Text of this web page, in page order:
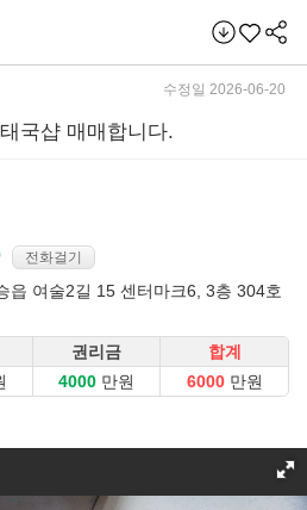
수정일 2026-06-20
국샵 매매합니다.
전화걸기
읍 여술2길 15 센터마크6, 3층 304호
권리금
합계
만원 만원